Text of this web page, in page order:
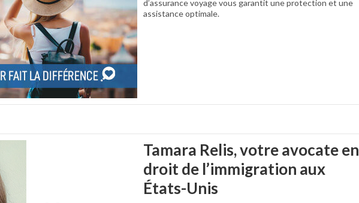
d’assurance voyage vous garantit une protection et une
assistance optimale.
Tamara Relis, votre avocate en
droit de l’immigration aux
États-Unis